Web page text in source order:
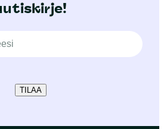
TILAA